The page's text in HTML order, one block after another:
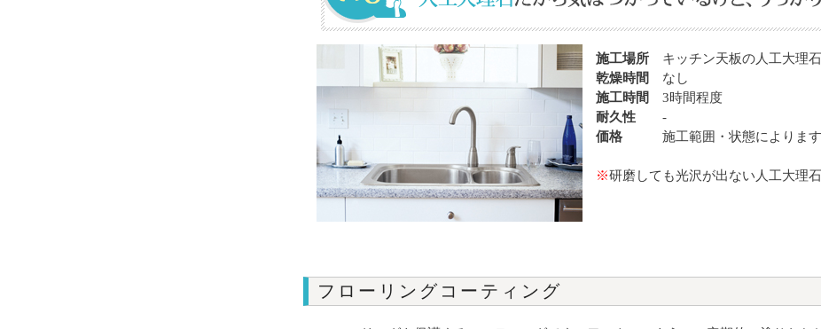
施工場所
キッチン天板の人工大理
乾燥時間
なし
施工時間
3時間程度
耐久性
-
価格
施工範囲・状態によります
※研磨しても光沢が出ない人工大理石
フローリングコーティング